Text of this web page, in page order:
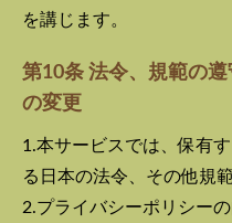
を講じます。
第10条 法令、規範の
の変更
1.本サービスでは、保有
る日本の法令、その他規
2.プライバシーポリシー